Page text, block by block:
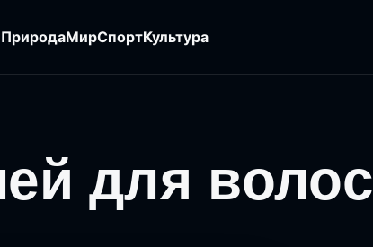
ПриродаМирСпортКультура
для волос